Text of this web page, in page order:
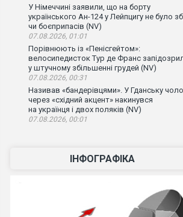
У Німеччині заявили, що на борту
українського Ан-124 у Лейпцигу не було
чи боєприпасів (NV)
07.08.2026, 01:01
Порівнюють із «Пенісгейтом»:
велосипедисток Тур де Франс
у штучному збільшенні грудей (NV)
07.08.2026, 00:31
Називав «бандерівцями». У Гданську
через «східний акцент» накинувся
на українця і двох поляків (NV)
07.08.2026, 00:01
ІНФОГРАФІКА